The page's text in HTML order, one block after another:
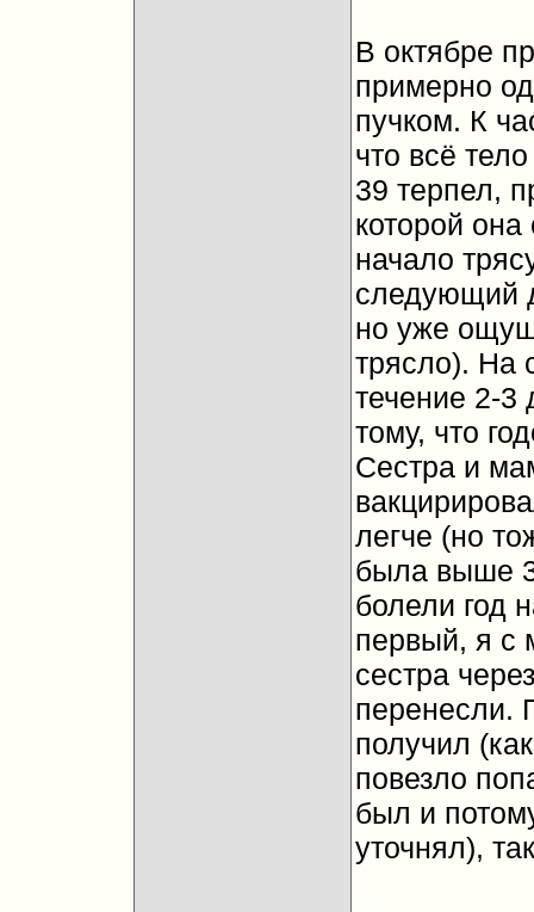
В октябре
примерно
пучком. К
что всё
39 терпел,
которой
начало
следующий
но уже
трясло). На
течение 2-
тому, что
Сестра и
легче (но
была выше
болели год
первый, я с
сестра
перенесли.
получил
повезло
был и
уточнял),